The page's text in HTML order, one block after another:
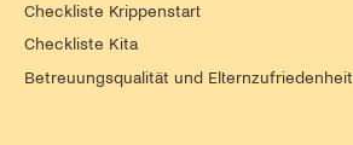
Checkliste Krippenstart
Checkliste Kita
Betreuungsqualität und Elternzufriedenheit